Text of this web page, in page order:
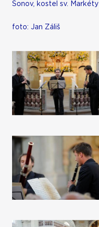
Šonov, kostel sv. Markéty
foto: Jan Záliš